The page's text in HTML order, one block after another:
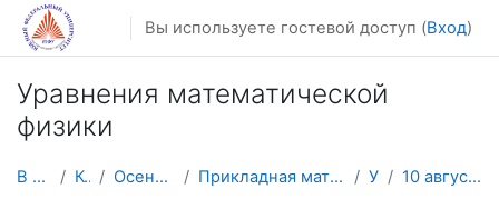
Перейти к основному содержанию
Вы используете гостевой доступ (Вход)
Уравнения математической
физики
В начало Курсы Осенний семестр Прикладная математика и информатика УМФ 10 августа - 16 августа